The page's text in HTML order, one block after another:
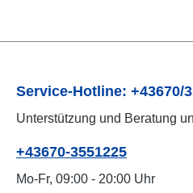
Service-Hotline: +43670/
Unterstützung und Beratung
+43670-3551225
Mo-Fr, 09:00 - 20:00 Uhr